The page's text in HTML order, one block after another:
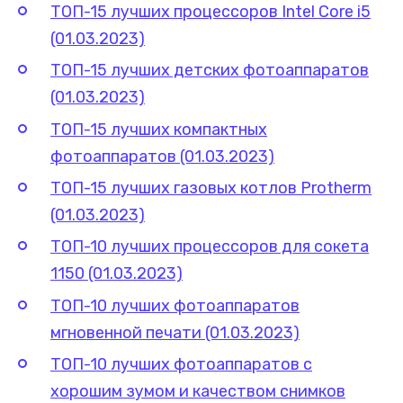
ТОП-15 лучших процессоров Intel Core i5
(01.03.2023)
ТОП-15 лучших детских фотоаппаратов
(01.03.2023)
ТОП-15 лучших компактных
фотоаппаратов (01.03.2023)
ТОП-15 лучших газовых котлов Protherm
(01.03.2023)
ТОП-10 лучших процессоров для сокета
1150 (01.03.2023)
ТОП-10 лучших фотоаппаратов
мгновенной печати (01.03.2023)
ТОП-10 лучших фотоаппаратов с
хорошим зумом и качеством снимков